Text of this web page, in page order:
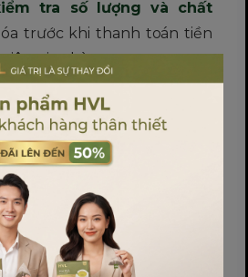
tra số lượng và chất
trước khi thanh toán tiền
giao hàng.
các vấn đề phát sinh
nhận hàng qua hotline
đơn hàng sỉ số lượng lớn
theo yêu cầu riêng, quý
hệ trực tiếp để thống nhất
cọc và thanh toán chuyển